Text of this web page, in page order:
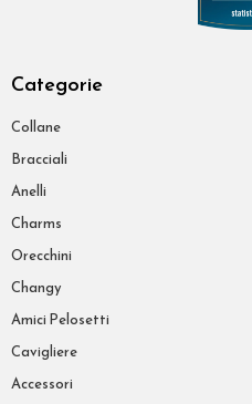
Categorie
Collane
Bracciali
Anelli
Charms
Orecchini
Changy
Amici Pelosetti
Cavigliere
Accessori